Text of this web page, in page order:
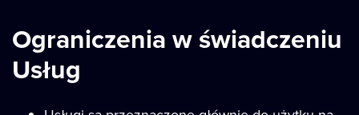
Ograniczenia w świadczeniu
Usług